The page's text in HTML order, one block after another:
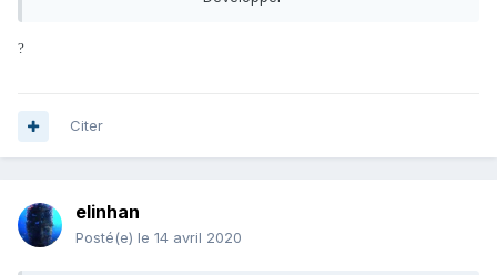
nous ont mis dans cette merde!!!
?
Citer
elinhan
Posté(e) le 14 avril 2020